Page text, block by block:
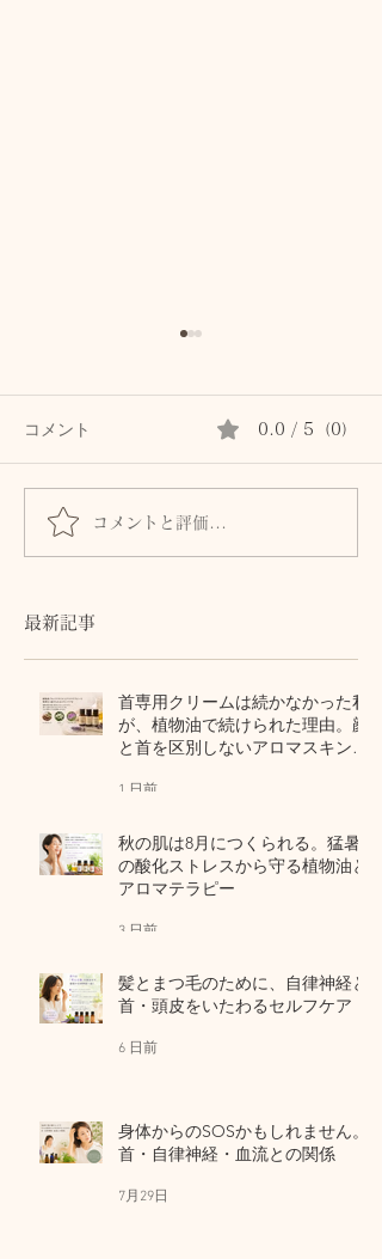
秋の肌は8月につくられ
る。猛暑の酸化ストレス
テラピー
コメント 0.0 / 5（0）
コメントと評価...
最新記事
首専用クリームは続かなかった私
が、植物油で続けられた理由。顔
と首を区別しないアロマスキンケ
1 日前
秋の肌は8月につくられる。猛暑
の酸化ストレスから守る植物油と
アロマテラピー
3 日前
髪とまつ毛のために、自律神経と
首・頭皮をいたわるセルフケア
6 日前
身体からのSOSかもしれません。
首・自律神経・血流との関係
7月29日